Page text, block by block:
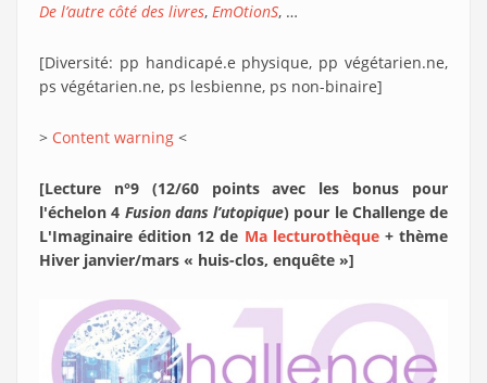
De l’autre côté des livres, EmOtionS, …
[Diversité: pp handicapé.e physique, pp végétarien.ne,
ps végétarien.ne, ps lesbienne, ps non-binaire]
> Content warning <
[Lecture n°9 (12/60 points avec les bonus pour
l'échelon 4 Fusion dans l’utopique) pour le Challenge de
L'Imaginaire édition 12 de Ma lecturothèque+ thème
Hiver janvier/mars « huis-clos, enquête »]